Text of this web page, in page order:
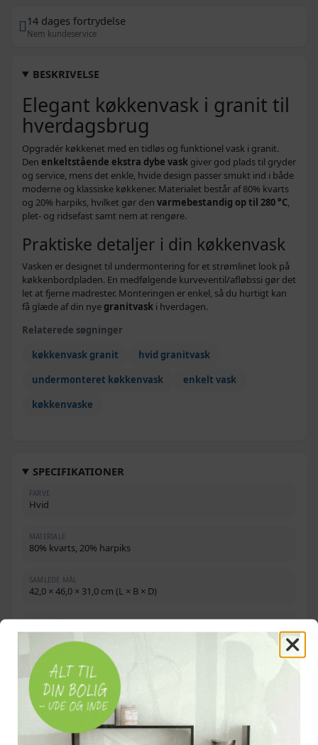
14 dages fortrydelse
Nem kundeservice
BESKRIVELSE
Elegant køkkenvask i granit til
hverdagsbrug
Opgradér køkkenet med en tidløs og funktionel vask i granit.
Den enkeltstående ekstra dybe vask giver god plads til gryder
og service, mens det enkle, hvide design passer smukt ind i både
moderne og klassiske køkkener. Materialet består af 80% kvarts
og 20% harpiks, hvilket gør den varmebestandig op til 280 °C,
plet- og ridsefast samt nem at rengøre.
Praktiske detaljer i din køkkenvask
Vasken er designet til undermontering for et strømlinet look på
køkkenbordpladen. En medfølgende kurveventil/afløbssi gør det
let at fjerne madrester. Monteringen er enkel, så du hurtigt kan
få glæde af din nye granitvask i hverdagen.
Relaterede søgninger
køkkenvask granit
hvid granitvask
undermonteret køkkenvask
enkelt vask
køkkenvaske
SPECIFIKATIONER
FARVE
Hvid
MATERIALE
80% kvarts, 20% harpiks
SAMLEDE MÅL
42,0 × 46,0 × 31,0 cm (L × B × D)
37,0 × 41,0 × 20,0 cm (L × B × D)
MINIMUMSBREDDE PÅ UNDERSKAB
45,0 cm
INSTALLATIONSTYPE
Undermonteret